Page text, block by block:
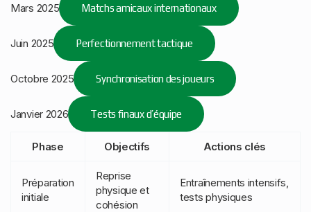
Mars 2025 Matchs amicaux internationaux
Juin 2025 Perfectionnement tactique
Octobre 2025 Synchronisation des joueurs
Janvier 2026 Tests finaux d’équipe
Phase Objectifs Actions clés
Préparation
initiale
Reprise
physique et
cohésion
Entraînements intensifs,
tests physiques